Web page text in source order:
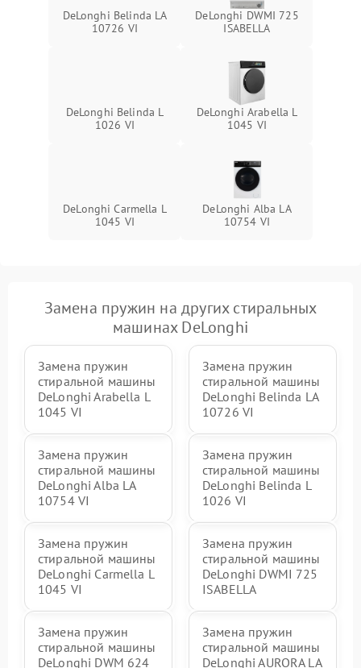
DeLonghi Belinda LA
10726 VI
DeLonghi DWMI 725
ISABELLA
DeLonghi Belinda L
1026 VI
DeLonghi Arabella L
1045 VI
DeLonghi Carmella L
1045 VI
DeLonghi Alba LA
10754 VI
Замена пружин на других стиральных
машинах DeLonghi
Замена пружин
стиральной машины
DeLonghi Arabella L
1045 VI
Замена пружин
стиральной машины
DeLonghi Belinda LA
10726 VI
Замена пружин
стиральной машины
DeLonghi Alba LA
10754 VI
Замена пружин
стиральной машины
DeLonghi Belinda L
1026 VI
Замена пружин
стиральной машины
DeLonghi Carmella L
1045 VI
Замена пружин
стиральной машины
DeLonghi DWMI 725
ISABELLA
Замена пружин
стиральной машины
DeLonghi DWM 624
Замена пружин
стиральной машины
DeLonghi AURORA LA